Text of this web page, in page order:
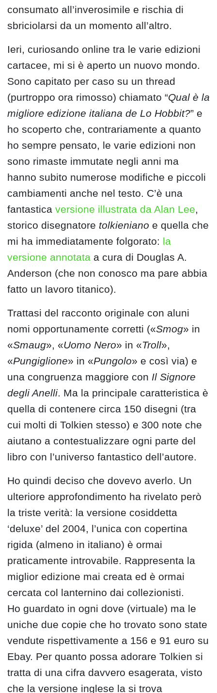
consumato all’inverosimile e rischia di
sbriciolarsi da un momento all’altro.
Ieri, curiosando online tra le varie edizioni
cartacee, mi si è aperto un nuovo mondo.
Sono capitato per caso su un thread
(purtroppo ora rimosso) chiamato “Qual è la
migliore edizione italiana de Lo Hobbit?” e
ho scoperto che, contrariamente a quanto
ho sempre pensato, le varie edizioni non
sono rimaste immutate negli anni ma
hanno subito numerose modifiche e piccoli
cambiamenti anche nel testo. C’è una
fantastica versione illustrata da Alan Lee,
storico disegnatore tolkieniano e quella che
mi ha immediatamente folgorato: la
versione annotata a cura di Douglas A.
Anderson (che non conosco ma pare abbia
fatto un lavoro titanico).
Trattasi del racconto originale con aluni
nomi opportunamente corretti («Smog» in
«Smaug», «Uomo Nero» in «Troll»,
«Pungiglione» in «Pungolo» e così via) e
una congruenza maggiore con Il Signore
degli Anelli. Ma la principale caratteristica è
quella di contenere circa 150 disegni (tra
cui molti di Tolkien stesso) e 300 note che
aiutano a contestualizzare ogni parte del
libro con l’universo fantastico dell’autore.
Ho quindi deciso che dovevo averlo. Un
ulteriore approfondimento ha rivelato però
la triste verità: la versione cosiddetta
‘deluxe’ del 2004, l’unica con copertina
rigida (almeno in italiano) è ormai
praticamente introvabile. Rappresenta la
miglior edizione mai creata ed è ormai
cercata col lanternino dai collezionisti.
Ho guardato in ogni dove (virtuale) ma le
uniche due copie che ho trovato sono state
vendute rispettivamente a 156 e 91 euro su
Ebay. Per quanto possa adorare Tolkien si
tratta di una cifra davvero esagerata, visto
che la versione inglese la si trova